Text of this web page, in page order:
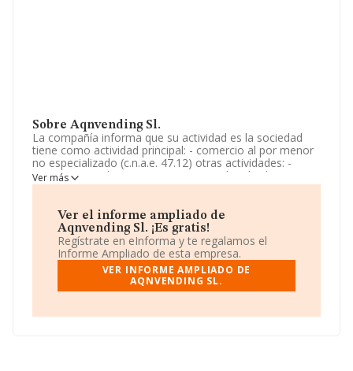
Sobre Aqnvending Sl.
La compañía informa que su actividad es la sociedad
tiene como actividad principal: - comercio al por menor
no especializado (c.n.a.e. 47.12) otras actividades: -
compraventa de maquinaria -intermediación de
operaciones comerciales - operaciones inmobiliarias -
explotación audiovisual -hoste. La sociedad está inscrita
en el Registro Mercantil como Sociedad Limitada. Tiene
CNAE: 4712 - '%cnae%'. La empresa no tiene actividad
en mercados exteriores.
Aqnvending S.L, NIF B22887764, se
encuentra en Calle Copenhague núm. 15 Piso 4 1,
Ver más
Ver el informe ampliado de
Aqnvending Sl. ¡Es gratis!
Regístrate en eInforma y te regalamos el
Informe Ampliado de esta empresa.
VER INFORME AMPLIADO DE
AQNVENDING SL.